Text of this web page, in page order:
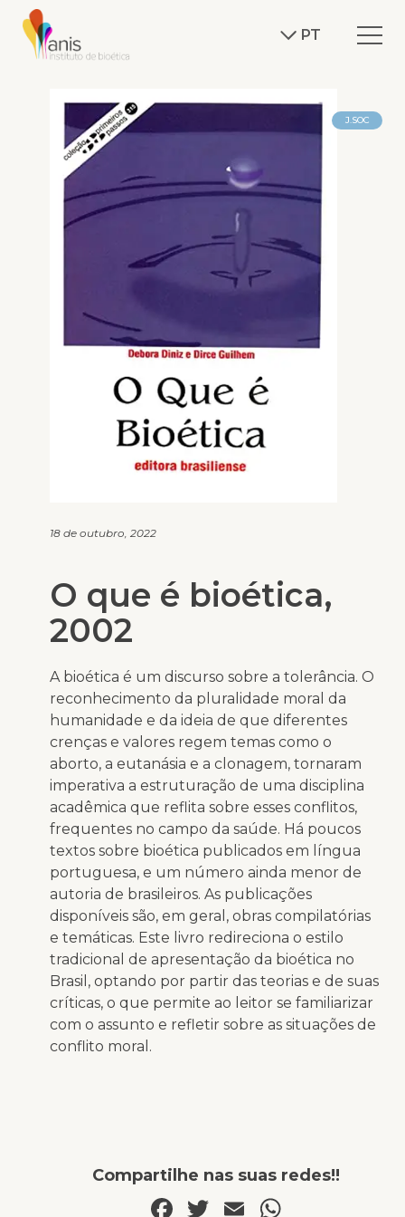
PT
J.SOC
18 de outubro, 2022
O que é bioética,
2002
A bioética é um discurso sobre a tolerância. O
reconhecimento da pluralidade moral da
humanidade e da ideia de que diferentes
crenças e valores regem temas como o
aborto, a eutanásia e a clonagem, tornaram
imperativa a estruturação de uma disciplina
acadêmica que reflita sobre esses conflitos,
frequentes no campo da saúde. Há poucos
textos sobre bioética publicados em língua
portuguesa, e um número ainda menor de
autoria de brasileiros. As publicações
disponíveis são, em geral, obras compilatórias
e temáticas. Este livro redireciona o estilo
tradicional de apresentação da bioética no
Brasil, optando por partir das teorias e de suas
críticas, o que permite ao leitor se familiarizar
com o assunto e refletir sobre as situações de
conflito moral.
Compartilhe nas suas redes!!
Facebook
Twitter
Email